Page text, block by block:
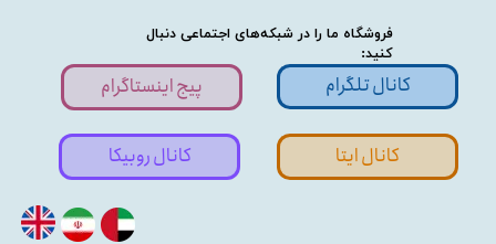
فروشگاه ما را در شبکه‌های اجتماعی دنبال
کنید:
پیج اینستاگرام کانال تلگرام
کانال ایتا کانال روبیکا